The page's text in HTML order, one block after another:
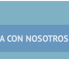
CON NOSOTROS